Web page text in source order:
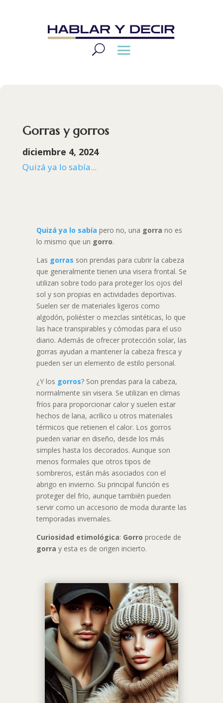
Gorras y gorros
diciembre 4, 2024
Quizá ya lo sabía...
Quizá ya lo sabía pero no, una gorra no es
lo mismo que un gorro.
Las gorras son prendas para cubrir la cabeza
que generalmente tienen una visera frontal. Se
utilizan sobre todo para proteger los ojos del
sol y son propias en actividades deportivas.
Suelen ser de materiales ligeros como
algodón, poliéster o mezclas sintéticas, lo que
las hace transpirables y cómodas para el uso
diario. Además de ofrecer protección solar, las
gorras ayudan a mantener la cabeza fresca y
pueden ser un elemento de estilo personal.
¿Y los gorros? Son prendas para la cabeza,
normalmente sin visera. Se utilizan en climas
fríos para proporcionar calor y suelen estar
hechos de lana, acrílico u otros materiales
térmicos que retienen el calor. Los gorros
pueden variar en diseño, desde los más
simples hasta los decorados. Aunque son
menos formales que otros tipos de
sombreros, están más asociados con el
abrigo en invierno. Su principal función es
proteger del frío, aunque también pueden
servir como un accesorio de moda durante las
temporadas invernales.
Curiosidad etimológica: Gorro procede de
gorra y esta es de origen incierto.